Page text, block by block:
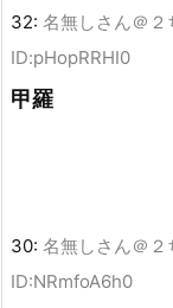
32: 名無しさん＠２
ID:pHopRRHI0
甲羅
30: 名無しさん＠２
ID:NRmfoA6h0